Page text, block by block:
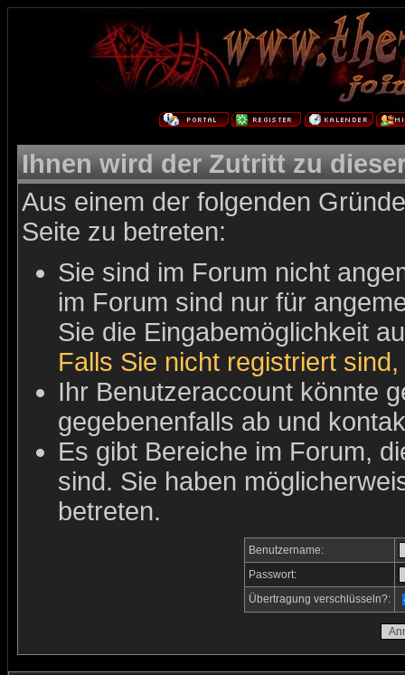
Ihnen wird der Zutritt zu
Aus einem der folgenden
Seite zu betreten:
Sie sind im Forum nicht
im Forum sind nur für
Sie die Eingabemöglichkeit
Falls Sie nicht registriert
Ihr Benutzeraccount könnte
gegebenenfalls ab und
Es gibt Bereiche im Forum,
sind. Sie haben
betreten.
Benutzername:
Passwort:
Übertragung verschlüsseln?: